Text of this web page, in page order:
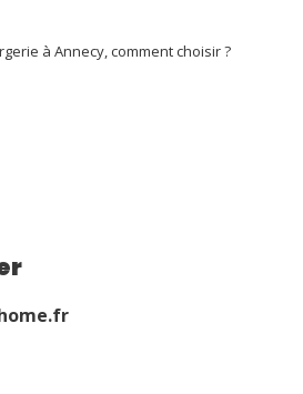
à Annecy, comment choisir ?